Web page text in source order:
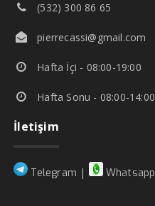
(532) 300 86 65
pierrecassi@gmail.com
Hafta İçi - 08:00-19:00
Hafta Sonu - 08:00-14:00
İletişim
Telegram | Whatsapp